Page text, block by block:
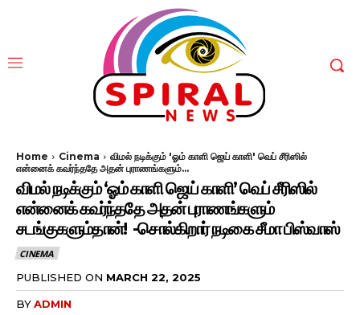
Home Cinema
விமல் நடிக்கும் 'ஓம் காளி ஜெய் காளி' வெப் சீரிஸில்
என்னைக் கவர்ந்ததே அதன் புராணங்களும்...
விமல் நடிக்கும் ‘ஓம் காளி ஜெய் காளி’ வெப் சீரிஸில்
என்னைக் கவர்ந்ததே அதன் புராணங்களும்
சடங்குகளும்தான்! -சொல்கிறார் நடிகை சீமா பிஸ்வாஸ்
CINEMA
PUBLISHED ON MARCH 22, 2025
BYADMIN